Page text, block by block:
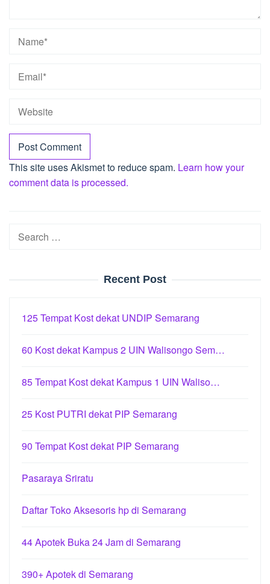
This site uses Akismet to reduce spam. Learn how your
comment data is processed.
Search
Recent Post
125 Tempat Kost dekat UNDIP Semarang
60 Kost dekat Kampus 2 UIN Walisongo Sem…
85 Tempat Kost dekat Kampus 1 UIN Waliso…
25 Kost PUTRI dekat PIP Semarang
90 Tempat Kost dekat PIP Semarang
Pasaraya Sriratu
Daftar Toko Aksesoris hp di Semarang
44 Apotek Buka 24 Jam di Semarang
390+ Apotek di Semarang